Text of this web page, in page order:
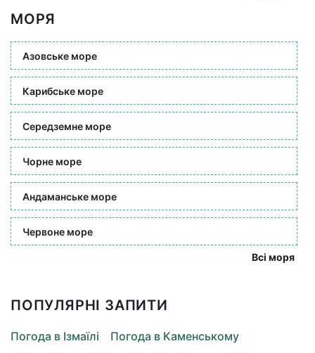
МОРЯ
Азовське море
Карибське море
Середземне море
Чорне море
Андаманське море
Червоне море
Всі моря
ПОПУЛЯРНІ ЗАПИТИ
Погода в Ізмаїлі
Погода в Каменському